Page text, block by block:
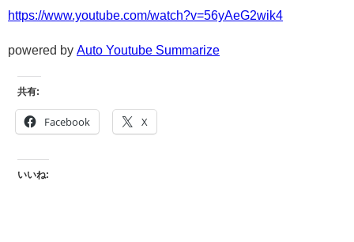
https://www.youtube.com/watch?v=56yAeG2wik4
powered by Auto Youtube Summarize
共有:
Facebook X
いいね: